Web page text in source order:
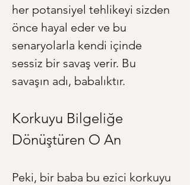
her potansiyel tehlikeyi sizden
önce hayal eder ve bu
senaryolarla kendi içinde
sessiz bir savaş verir. Bu
savaşın adı, babalıktır.
Korkuyu Bilgeliğe
Dönüştüren O An
Peki, bir baba bu ezici korkuyu